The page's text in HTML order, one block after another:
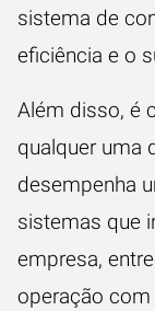
sistema de
eficiência e o
Além disso, é
qualquer uma
desempenha
sistemas que
empresa,
operação com